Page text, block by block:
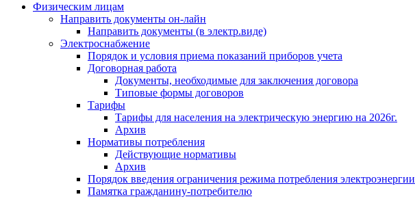
Физическим лицам
Направить документы он-лайн
Направить документы (в электр.виде)
Электроснабжение
Порядок и условия приема показаний приборов учета
Договорная работа
Документы, необходимые для заключения договора
Типовые формы договоров
Тарифы
Тарифы для населения на электрическую энергию на 2026г.
Архив
Нормативы потребления
Действующие нормативы
Архив
Порядок введения ограничения режима потребления электроэнергии
Памятка гражданину-потребителю